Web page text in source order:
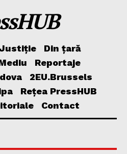
Din țară
Reportaje
2EU.Brussels
Rețea PressHUB
Contact